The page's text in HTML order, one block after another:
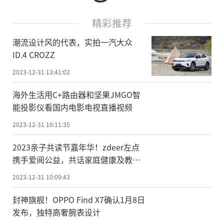
精彩推荐
潮流设计风的代表，实拍一汽大众
ID.4 CROZZ
2023-12-31 13:41:02
海外生活用C+路由器和坚果JMGO智
能投影仪看国内电影电视直播视频
2023-12-31 10:11:35
2023亲子共读节嘉年华！zdeer左点
携手爱阅公益，共话家庭健康及教
2023-12-31 10:09:43
封神旗舰！OPPO Find X7确认1月8日
发布，独特高奢腕表设计